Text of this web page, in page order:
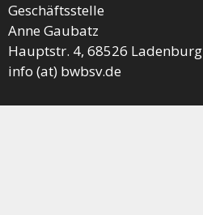
Geschäftsstelle
Anne Gaubatz
Hauptstr. 4, 68526 Ladenburg
info (at) bwbsv.de